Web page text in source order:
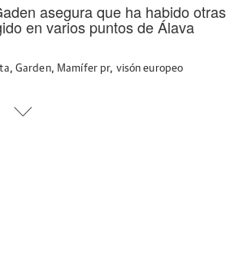
asegura que ha habido
en varios puntos de Álava
, Garden, Mamífer pr, visón europeo